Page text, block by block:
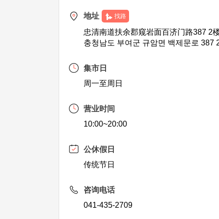
地址 找路
忠清南道扶余郡窥岩面百济门路387 2
충청남도 부여군 규암면 백제문로 387
集市日
周一至周日
营业时间
10:00~20:00
公休假日
传统节日
咨询电话
041-435-2709